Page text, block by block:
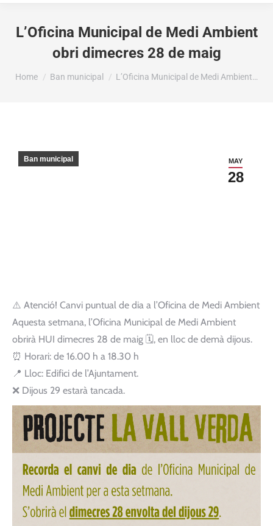
L’Oficina Municipal de Medi Ambient
obri dimecres 28 de maig
You are here:
Home Ban municipal L’Oficina Municipal de Medi Ambient…
MAY
28
Ban municipal
⚠️ Atenció! Canvi puntual de dia a l’Oficina de Medi Ambient
Aquesta setmana, l’Oficina Municipal de Medi Ambient
obrirà HUI dimecres 28 de maig 🗓️, en lloc de demà dijous.
⏰ Horari: de 16.00 h a 18.30 h
📍 Lloc: Edifici de l’Ajuntament.
❌ Dijous 29 estarà tancada.